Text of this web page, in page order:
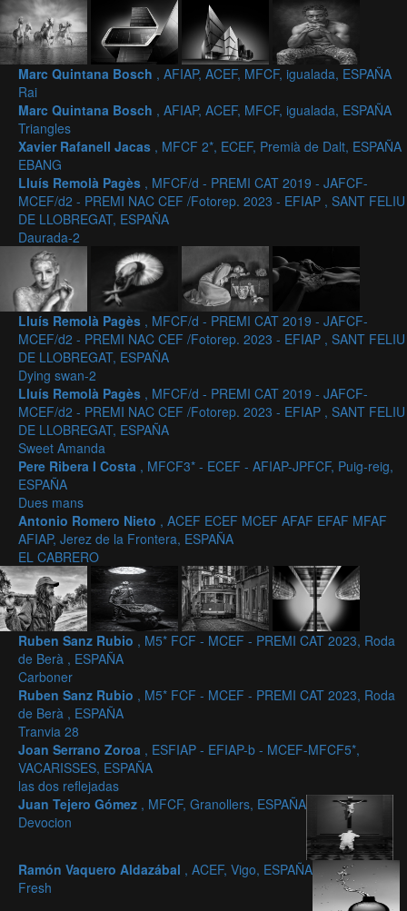
Marc Quintana Bosch , AFIAP, ACEF, MFCF, igualada, ESPAÑA
Rai
Marc Quintana Bosch , AFIAP, ACEF, MFCF, igualada, ESPAÑA
Triangles
Xavier Rafanell Jacas , MFCF 2*, ECEF, Premià de Dalt, ESPAÑA
EBANG
Lluís Remolà Pagès , MFCF/d - PREMI CAT 2019 - JAFCF-
MCEF/d2 - PREMI NAC CEF /Fotorep. 2023 - EFIAP , SANT FELIU
DE LLOBREGAT, ESPAÑA
Daurada-2
Lluís Remolà Pagès , MFCF/d - PREMI CAT 2019 - JAFCF-
MCEF/d2 - PREMI NAC CEF /Fotorep. 2023 - EFIAP , SANT FELIU
DE LLOBREGAT, ESPAÑA
Dying swan-2
Lluís Remolà Pagès , MFCF/d - PREMI CAT 2019 - JAFCF-
MCEF/d2 - PREMI NAC CEF /Fotorep. 2023 - EFIAP , SANT FELIU
DE LLOBREGAT, ESPAÑA
Sweet Amanda
Pere Ribera I Costa , MFCF3* - ECEF - AFIAP-JPFCF, Puig-reig,
ESPAÑA
Dues mans
Antonio Romero Nieto , ACEF ECEF MCEF AFAF EFAF MFAF
AFIAP, Jerez de la Frontera, ESPAÑA
EL CABRERO
Ruben Sanz Rubio , M5* FCF - MCEF - PREMI CAT 2023, Roda
de Berà , ESPAÑA
Carboner
Ruben Sanz Rubio , M5* FCF - MCEF - PREMI CAT 2023, Roda
de Berà , ESPAÑA
Tranvia 28
Joan Serrano Zoroa , ESFIAP - EFIAP-b - MCEF-MFCF5*,
VACARISSES, ESPAÑA
las dos reflejadas
Juan Tejero Gómez , MFCF, Granollers, ESPAÑA
Devocion
Ramón Vaquero Aldazábal , ACEF, Vigo, ESPAÑA
Fresh